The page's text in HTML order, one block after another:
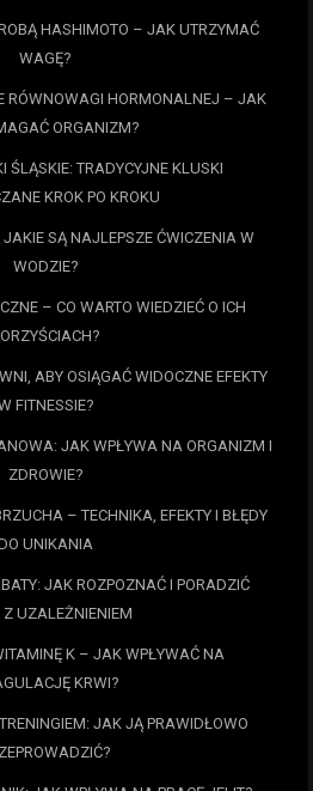
HASHIMOTO – JAK UTRZYMAĆ
WAGĘ?
RÓWNOWAGI HORMONALNEJ – JAK
ORGANIZM?
ŚLĄSKIE: TRADYCYJNE KLUSKI
KROK PO KROKU
SĄ NAJLEPSZE ĆWICZENIA W
WODZIE?
– CO WARTO WIEDZIEĆ O ICH
ABY OSIĄGAĆ WIDOCZNE EFEKTY
FITNESSIE?
JAK WPŁYWA NA ORGANIZM I
ZDROWIE?
– TECHNIKA, EFEKTY I BŁĘDY
UNIKANIA
JAK ROZPOZNAĆ I PORADZIĆ
Z UZALEŻNIENIEM
K – JAK WPŁYWAĆ NA
KRWI?
JAK JĄ PRAWIDŁOWO